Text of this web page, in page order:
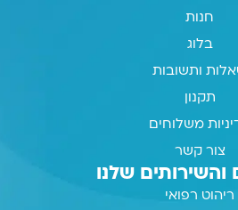
חנות
בלוג
ותשובות
תקנון
משלוחים
צור קשר
והשירותים שלנו
ריהוט רפואי